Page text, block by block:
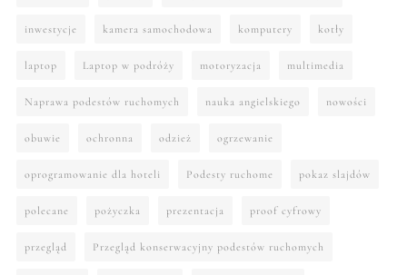
inwestycje kamera samochodowa komputery kotły
laptop Laptop w podróży motoryzacja multimedia
Naprawa podestów ruchomych nauka angielskiego nowości
obuwie ochronna odzież ogrzewanie
oprogramowanie dla hoteli Podesty ruchome pokaz slajdów
polecane pożyczka prezentacja proof cyfrowy
przegląd Przegląd konserwacyjny podestów ruchomych